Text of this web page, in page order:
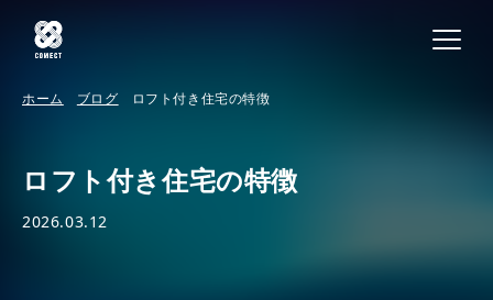
ホーム ブログ ロフト付き住宅の特徴
ロフト付き住宅の特徴
2026.03.12